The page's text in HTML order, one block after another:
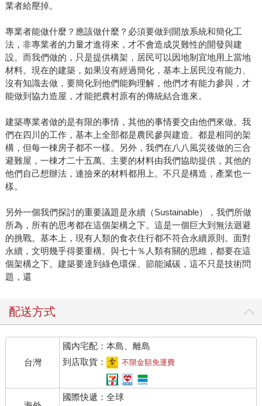
業者給壓掉。
專業者能做什麼？應該做什麼？必須要做到開放系統和簡化工
法，非專業者的力量才進得來，才不會造成災難性的開發與建
設。而我們做的，只是提供構架，居民可以因地制宜地用上當地
材料。現在的建築，如果沒有經過簡化，基本上居民沒有能力、
沒有知識去做，要簡化到他們能夠理解，他們才有能力參與，才
能做到協力造屋，才能把農村原有的傳統結合進來。
建築專業者做的是有限的事情，其他的事情要交由他們來做。我
們在四川的工作，基本上全部都是農民參與建造。都是相同的架
構，但每一棟房子都不一樣。另外，我們在八八風災後做的三合
避難屋，一棟才二十五萬。主要的材料由我們協助提供，其他的
他們自己想辦法，連撿來的材料都用上。不只是構造，產業也一
樣。
另外一個我們探討的重要議題是永續（Sustainable），我們所做
所為，所有的思考都在這個架構之下。這是一個巨大到無法迴避
的挑戰。基本上，現有人類的食衣住行都不符合永續原則。面對
永續，文明幾乎得要重構。與七十％人類有關的思維，都要在這
個架構之下。建築要達到綠色環保、節能減碳，這不只是技術問
題，還
配送方式
台灣
國內宅配：本島、離島
到店取貨：
不限金額免運費
國際快遞：全球